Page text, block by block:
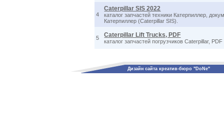
4
Caterpillar SIS 2022
каталог запчастей техники Катерпиллер,
Катерпиллер (Caterpillar SIS).
5 Caterpillar Lift Trucks, PDF
каталог запчастей погрузчиков Caterpillar, PDF
Дизайн сайта креатив-бюро "DoNe"